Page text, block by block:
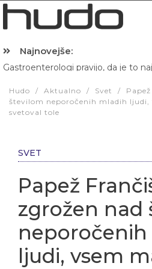
Najnovejše:
Gastroenterologi pravijo, da je to
Hudo / Aktualno / Svet /
številom neporočenih mladih ljudi,
svetoval tole
SVET
Papež
zgrožen nad
ljudi, vsem